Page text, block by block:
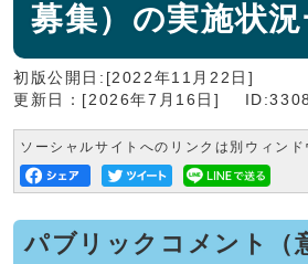
募集）の実施状況
初版公開日:[2022年11月22日]
更新日：[2026年7月16日]
ID:3308
ソーシャルサイトへのリンクは別ウィンド
パブリックコメント（